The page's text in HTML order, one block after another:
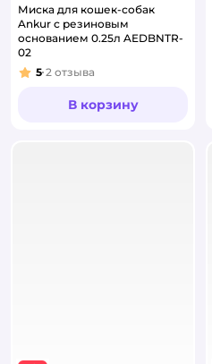
Миска для кошек-собак
Ankur с резиновым
основанием 0.25л AEDBNTR-
02
Рейтинг:
5 2 отзыва
В корзину